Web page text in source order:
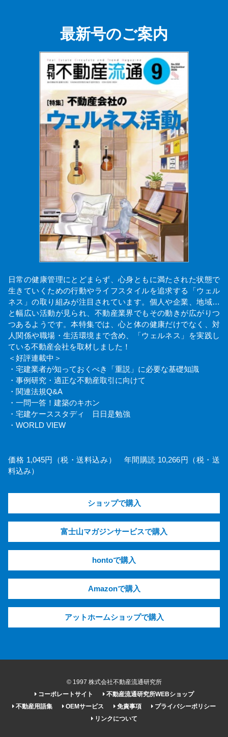
最新号のご案内
日常の健康管理にとどまらず、心身ともに満たされた状態で
生きていくための行動やライフスタイルを追求する「ウェル
ネス」の取り組みが注目されています。個人や企業、地域…
と幅広い活動が見られ、不動産業界でもその動きが広がりつ
つあるようです。本特集では、心と体の健康だけでなく、対
人関係や職場・生活環境まで含め、「ウェルネス」を実践し
ている不動産会社を取材しました！
＜好評連載中＞
・宅建業者が知っておくべき「重説」に必要な基礎知識
・事例研究・適正な不動産取引に向けて
・関連法規Q&A
・一問一答！建築のキホン
・宅建ケーススタディ 日日是勉強
・WORLD VIEW
価格 1,045円（税・送料込み） 年間購読 10,266円（税・送
料込み）
ショップで購入
富士山マガジンサービスで購入
hontoで購入
Amazonで購入
アットホームショップで購入
© 1997 株式会社不動産流通研究所
コーポレートサイト
不動産流通研究所WEBショップ
不動産用語集
OEMサービス 免責事項
プライバシーポリシー
リンクについて